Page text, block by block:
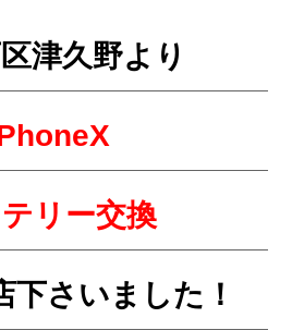
津久野より
リー交換
下さいました！